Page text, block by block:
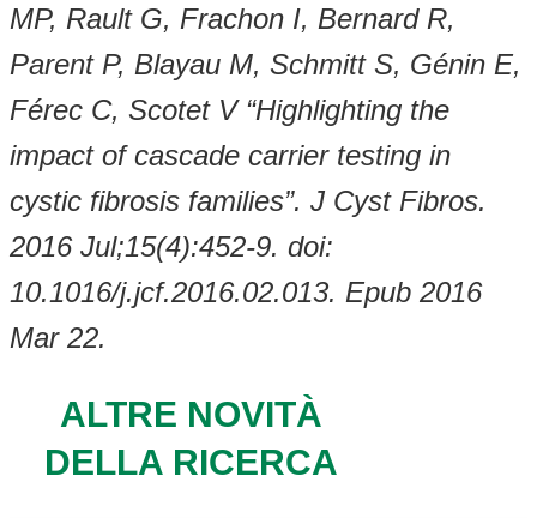
MP, Rault G, Frachon I, Bernard R,
Parent P, Blayau M, Schmitt S, Génin E,
Férec C, Scotet V “Highlighting the
impact of cascade carrier testing in
cystic fibrosis families”. J Cyst Fibros.
2016 Jul;15(4):452-9. doi:
10.1016/j.jcf.2016.02.013. Epub 2016
Mar 22.
ALTRE NOVITÀ
DELLA RICERCA